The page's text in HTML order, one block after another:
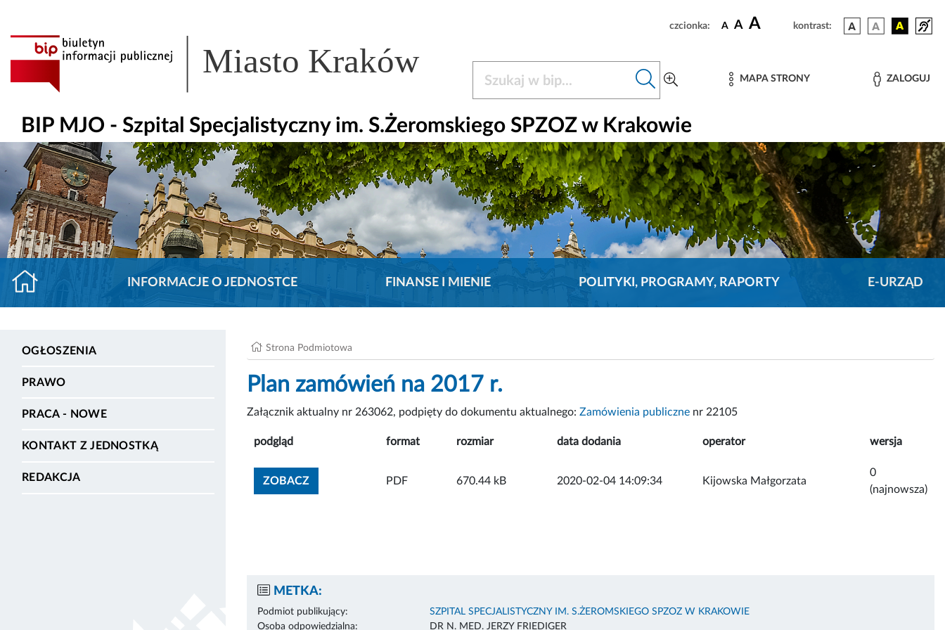
czcionka: A A A kontrast:
Miasto Kraków MAPA STRONY ZALOGUJ
BIP MJO - Szpital Specjalistyczny im. S.Żeromskiego SPZOZ w Krakowie
INFORMACJE O JEDNOSTCE FINANSE I MIENIE POLITYKI, PROGRAMY, RAPORTY E-URZĄD
OGŁOSZENIA
PRAWO
PRACA - NOWE
KONTAKT Z JEDNOSTKĄ
REDAKCJA
Strona Podmiotowa
Plan zamówień na 2017 r.
Załącznik aktualny nr 263062, podpięty do dokumentu aktualnego: Zamówienia publiczne nr 22105
podgląd format rozmiar data dodania operator wersja
ZOBACZZOBACZ ZAŁĄCZNIK
PDF 670.44 kB 2020-02-04 14:09:34 Kijowska Małgorzata
0
(najnowsza)
METKA:
Podmiot publikujący:
SZPITAL SPECJALISTYCZNY IM. S.ŻEROMSKIEGO SPZOZ W KRAKOWIE
Osoba odpowiedzialna:
DR N. MED. JERZY FRIEDIGER